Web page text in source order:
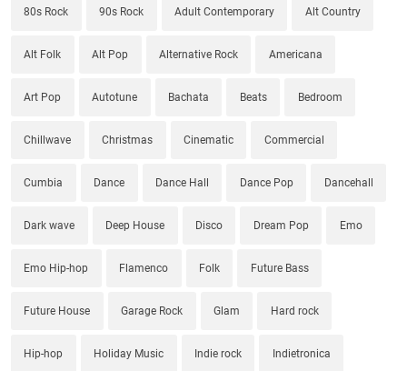
80s Rock 90s Rock Adult Contemporary Alt Country
Alt Folk Alt Pop Alternative Rock Americana
Art Pop Autotune Bachata Beats Bedroom
Chillwave Christmas Cinematic Commercial
Cumbia Dance Dance Hall Dance Pop Dancehall
Dark wave Deep House Disco Dream Pop Emo
Emo Hip-hop Flamenco Folk Future Bass
Future House Garage Rock Glam Hard rock
Hip-hop Holiday Music Indie rock Indietronica